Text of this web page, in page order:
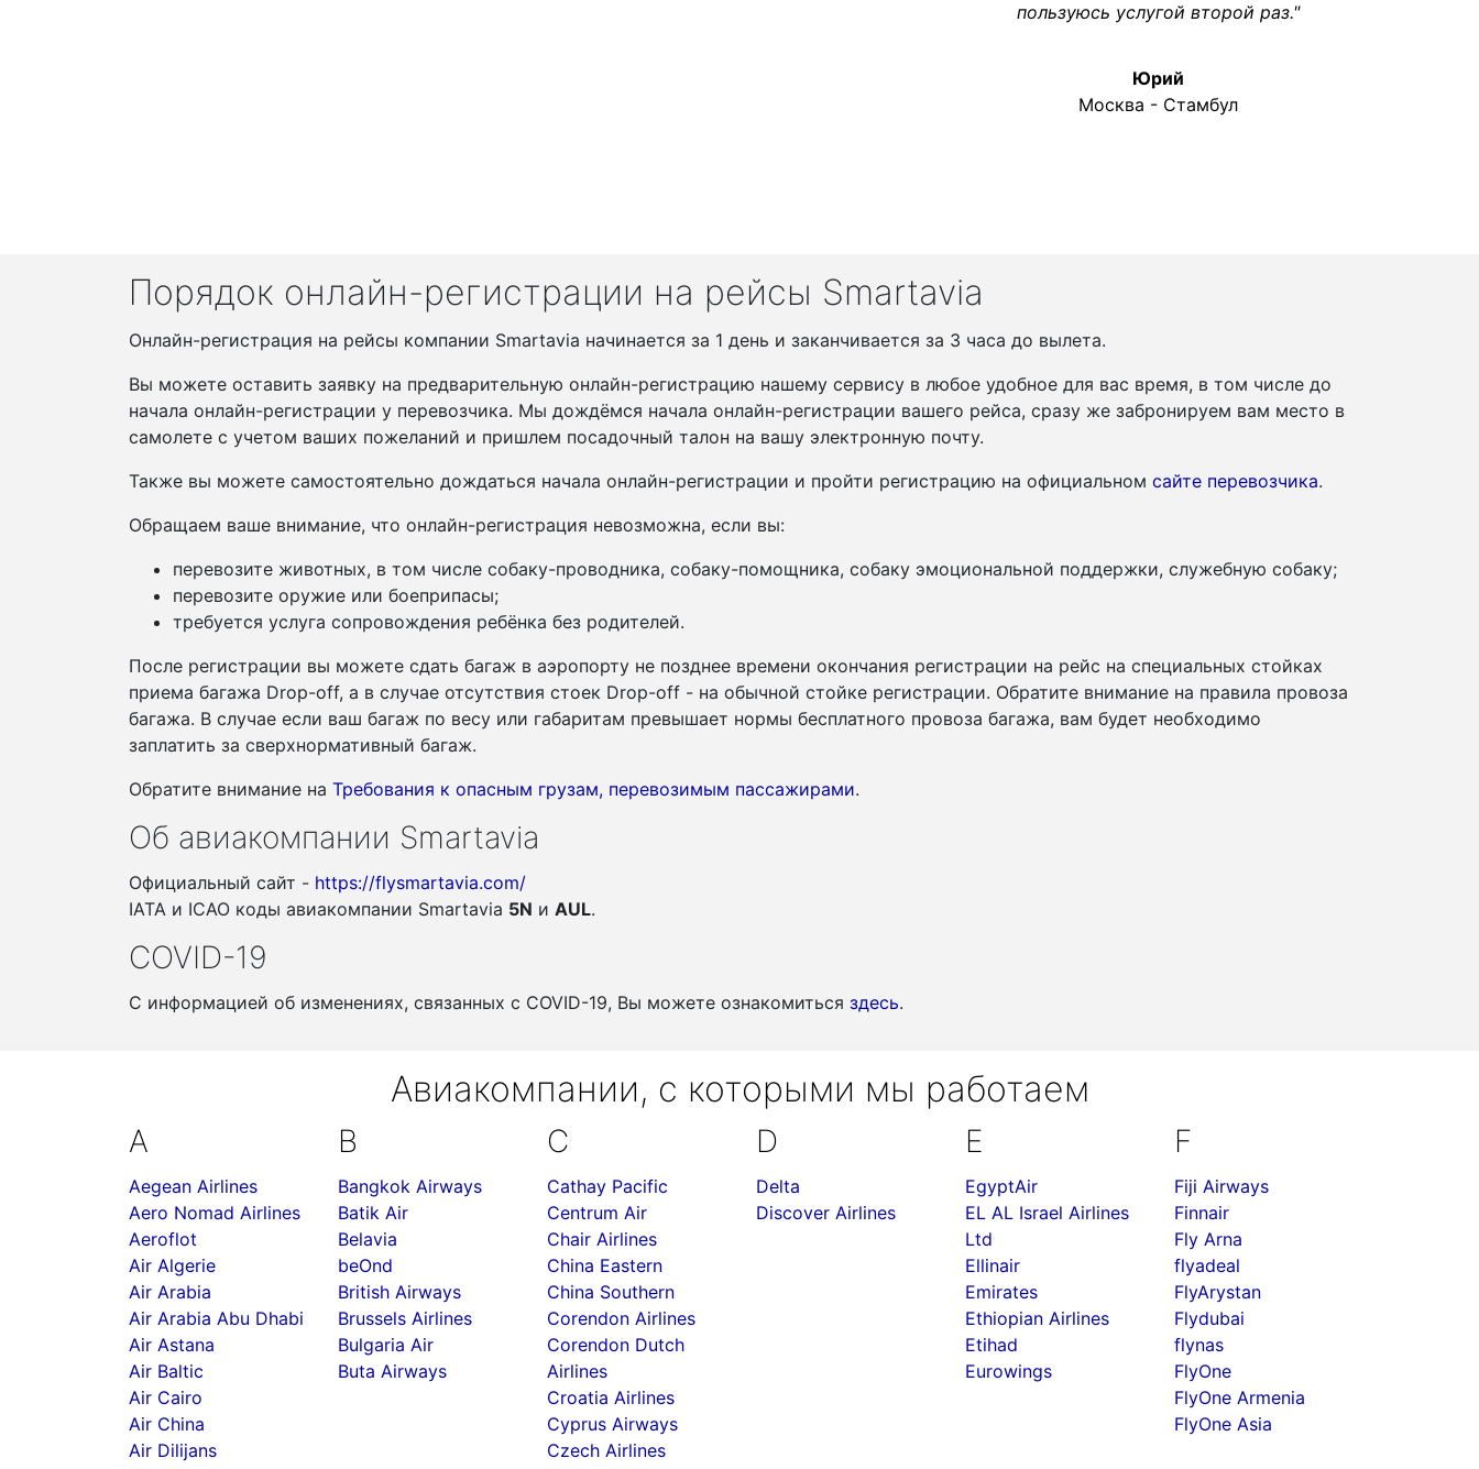
пользуюсь услугой второй раз."
Юрий
Москва - Стамбул
Порядок онлайн-регистрации на рейсы Smartavia
Онлайн-регистрация на рейсы компании Smartavia начинается за 1 день и заканчивается за 3 часа до вылета.
Вы можете оставить заявку на предварительную онлайн-регистрацию нашему сервису в любое удобное для вас время, в том числе до
начала онлайн-регистрации у перевозчика. Мы дождёмся начала онлайн-регистрации вашего рейса, сразу же забронируем вам место в
самолете с учетом ваших пожеланий и пришлем посадочный талон на вашу электронную почту.
Также вы можете самостоятельно дождаться начала онлайн-регистрации и пройти регистрацию на официальном сайте перевозчика.
Обращаем ваше внимание, что онлайн-регистрация невозможна, если вы:
перевозите животных, в том числе собаку-проводника, собаку-помощника, собаку эмоциональной поддержки, служебную собаку;
перевозите оружие или боеприпасы;
требуется услуга сопровождения ребёнка без родителей.
После регистрации вы можете сдать багаж в аэропорту не позднее времени окончания регистрации на рейс на специальных стойках
приема багажа Drop-off, а в случае отсутствия стоек Drop-off - на обычной стойке регистрации. Обратите внимание на правила провоза
багажа. В случае если ваш багаж по весу или габаритам превышает нормы бесплатного провоза багажа, вам будет необходимо
заплатить за сверхнормативный багаж.
Обратите внимание на Требования к опасным грузам, перевозимым пассажирами.
Об авиакомпании Smartavia
Официальный сайт - https://flysmartavia.com/
IATA и ICAO коды авиакомпании Smartavia 5N и AUL.
COVID-19
С информацией об изменениях, связанных c COVID-19, Вы можете ознакомиться здесь.
Авиакомпании, с которыми мы работаем
A
Aegean Airlines
Aero Nomad Airlines
Aeroflot
Air Algerie
Air Arabia
Air Arabia Abu Dhabi
Air Astana
Air Baltic
Air Cairo
Air China
Air Dilijans
B
Bangkok Airways
Batik Air
Belavia
beOnd
British Airways
Brussels Airlines
Bulgaria Air
Buta Airways
C
Cathay Pacific
Centrum Air
Chair Airlines
China Eastern
China Southern
Corendon Airlines
Corendon Dutch
Airlines
Croatia Airlines
Cyprus Airways
Czech Airlines
D
Delta
Discover Airlines
E
EgyptAir
EL AL Israel Airlines
Ltd
Ellinair
Emirates
Ethiopian Airlines
Etihad
Eurowings
F
Fiji Airways
Finnair
Fly Arna
flyadeal
FlyArystan
Flydubai
flynas
FlyOne
FlyOne Armenia
FlyOne Asia